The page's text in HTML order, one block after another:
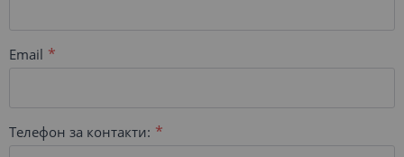
Email
Телефон за контакти: